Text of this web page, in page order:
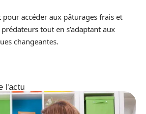
accéder aux pâturages frais et
tout en s’adaptant aux
changeantes.
l'actu